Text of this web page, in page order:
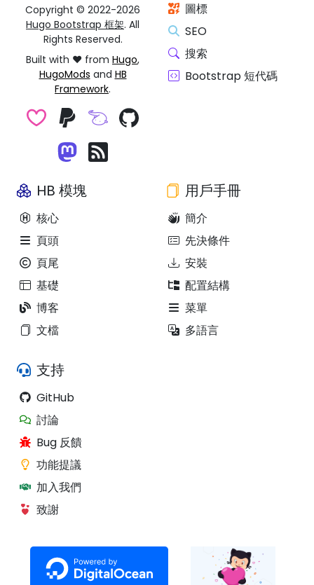
Copyright © 2022-2026
Hugo Bootstrap 框架. All
Rights Reserved.
Built with ❤️ from Hugo,
HugoMods and HB
Framework.
圖標
SEO
搜索
Bootstrap 短代碼
HB 模塊
核心
頁頭
頁尾
基礎
博客
文檔
用戶手冊
簡介
先決條件
安裝
配置結構
菜單
多語言
支持
GitHub
討論
Bug 反饋
功能提議
加入我們
致謝